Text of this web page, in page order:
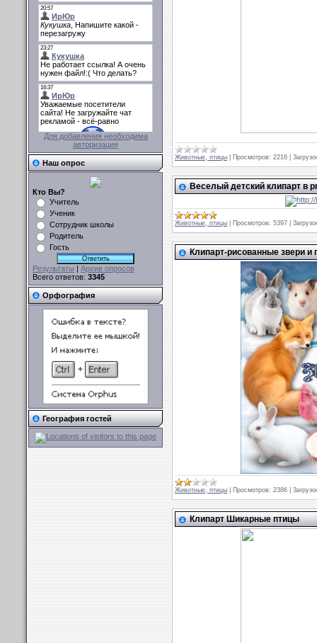
Для добавления необходима
авторизация
Наш опрос
Кто Вы?
Учитель
Ученик
Сотрудник школы
Родитель
Гость
Результаты | Архив опросов
Всего ответов: 3345
Орфография
География гостей
Животные, птицы Просмотров: 2216
Веселый детский клипарт в
Животные, птицы Просмотров: 5397
Клипарт-рисованные звери и
Животные, птицы Просмотров: 2386
Клипарт Шикарные птицы